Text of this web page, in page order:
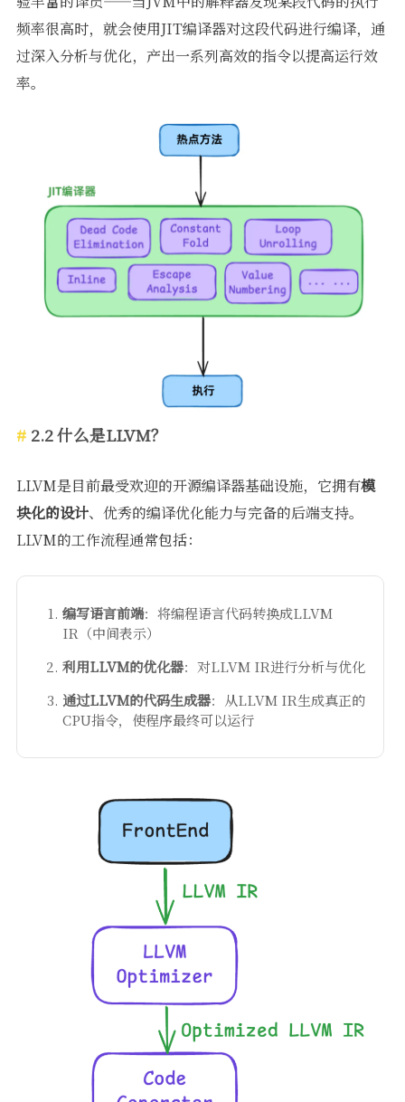
频率很高时，就会使用JIT编译器对这段代码进行编译，通
过深入分析与优化，产出一系列高效的指令以提高运行效
率。
2.2 什么是LLVM？
LLVM是目前最受欢迎的开源编译器基础设施，它拥有模
块化的设计、优秀的编译优化能力与完备的后端支持。
LLVM的工作流程通常包括：
编写语言前端：将编程语言代码转换成LLVM
IR（中间表示）
利用LLVM的优化器：对LLVM IR进行分析与优化
通过LLVM的代码生成器：从LLVM IR生成真正的
CPU指令，使程序最终可以运行